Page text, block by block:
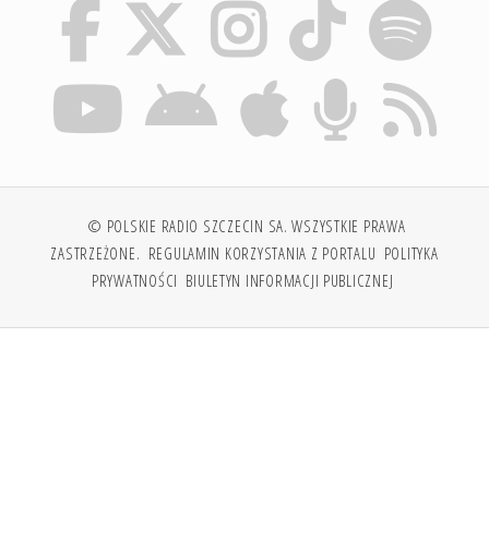
© POLSKIE RADIO SZCZECIN SA. WSZYSTKIE PRAWA
ZASTRZEŻONE. REGULAMIN KORZYSTANIA Z PORTALU POLITYKA
PRYWATNOŚCI BIULETYN INFORMACJI PUBLICZNEJ